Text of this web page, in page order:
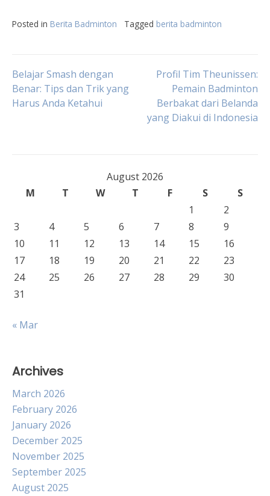
Posted in Berita Badminton Tagged berita badminton
Post
navigation
Belajar Smash dengan
Benar: Tips dan Trik yang
Harus Anda Ketahui
Profil Tim Theunissen:
Pemain Badminton
Berbakat dari Belanda
yang Diakui di Indonesia
August 2026
M
T W T F S
S
1
2
3
4 5 6 7 8
9
10
11 12 13 14 15
16
17
18 19 20 21 22
23
24
25 26 27 28 29
30
31
« Mar
Archives
March 2026
February 2026
January 2026
December 2025
November 2025
September 2025
August 2025